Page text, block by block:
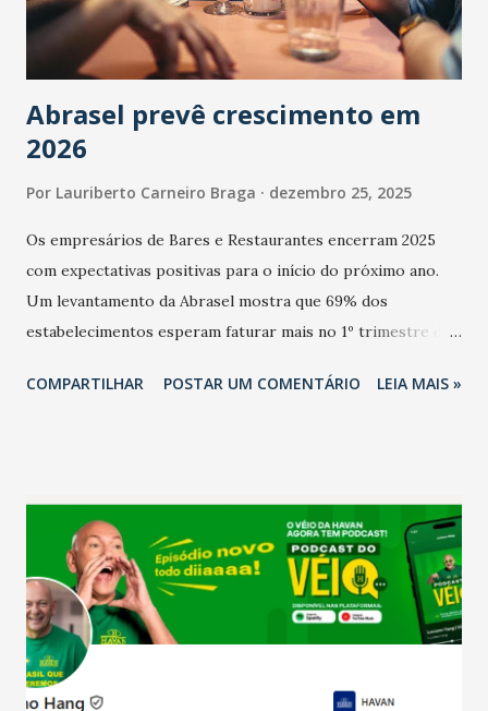
Abrasel prevê crescimento em
2026
Por Lauriberto Carneiro Braga dezembro 25, 2025
Os empresários de Bares e Restaurantes encerram 2025
com expectativas positivas para o início do próximo ano.
Um levantamento da Abrasel mostra que 69% dos
estabelecimentos esperam faturar mais no 1º trimestre de
relação ao último trimestre deste ano, 56% também
confraternizações de fim de ano e pelo pagamento do 13º
Salário para um número maior de trabalhadores, já que o
país tem a menor taxa de desemprego dos anos recentes.
Ainda segundo a Pesquisa, em novembro de 2025, 40% dos
bares e restaurantes operaram com lucro e outros 40%
registraram equilíbrio financeiro. Já o percentual de
estabelecimentos no prejuízo ficou em 19%, pouco abaixo
COMPARTILHAR POSTAR UM COMENTÁRIO LEIA MAIS »